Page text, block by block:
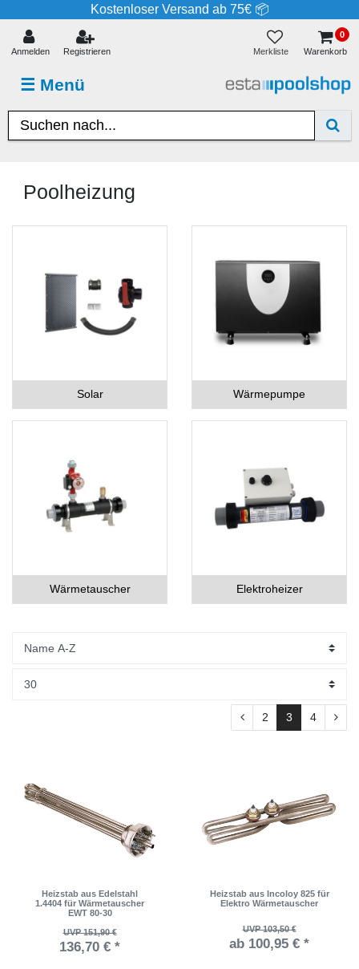
Kostenloser Versand ab 75€ 📦
☰ Menü
Anmelden Registrieren Merkliste
0
Warenkorb
Poolheizung
Solar Wärmepumpe
Wärmetauscher Elektroheizer
2 3 4
Heizstab aus Edelstahl
1.4404 für Wärmetauscher
EWT 80-30
UVP 151,90 €
136,70 € *
Heizstab aus Incoloy 825 für
Elektro Wärmetauscher
UVP 103,50 €
ab 100,95 € *